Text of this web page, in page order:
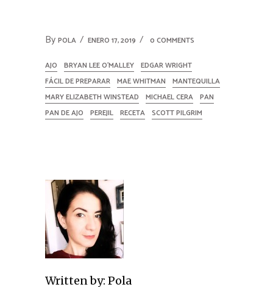
By POLA ENERO 17, 2019 0 COMMENTS
AJO BRYAN LEE O'MALLEY EDGAR WRIGHT
FÁCIL DE PREPARAR MAE WHITMAN
MANTEQUILLA
MARY ELIZABETH WINSTEAD
MICHAEL CERA PAN
PAN DE AJO
PEREJIL RECETA SCOTT PILGRIM
Written by: Pola